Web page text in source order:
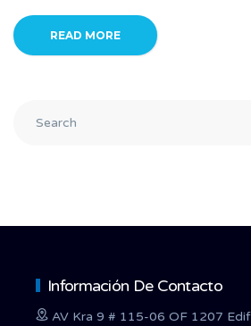
READ MORE
Información De Contacto
AV Kra 9 # 115-06 OF 1207 Edif